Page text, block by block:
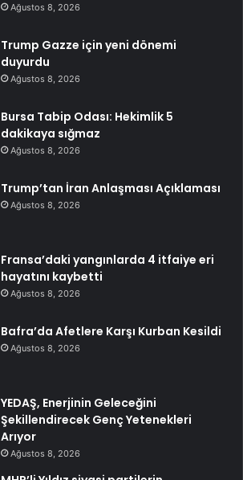
Ağustos 8, 2026
Trump Gazze için yeni dönemi
duyurdu
Ağustos 8, 2026
Bursa Tabip Odası: Hekimlik 5
dakikaya sığmaz
Ağustos 8, 2026
Trump’tan İran Anlaşması Açıklaması
Ağustos 8, 2026
Fransa’daki yangınlarda 4 itfaiye eri
hayatını kaybetti
Ağustos 8, 2026
Bafra’da Afetlere Karşı Kurban Kesildi
Ağustos 8, 2026
YEDAŞ, Enerjinin Geleceğini
Şekillendirecek Genç Yetenekleri
Arıyor
Ağustos 8, 2026